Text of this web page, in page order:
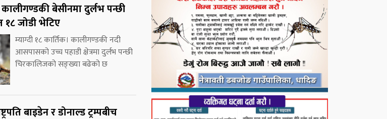
कालीगण्डकी बेसीनमा दुर्लभ पन्छी
जोडी भेटिए
म्याग्दी १८ कार्तिक। कालीगण्डकी नदी
आसपासको उच्च पहाडी क्षेत्रमा दुर्लभ पन्छी
चिरकालिजको सङ्ख्या बढेको छ
बाइडेन र डोनाल्ड ट्रम्पबीच